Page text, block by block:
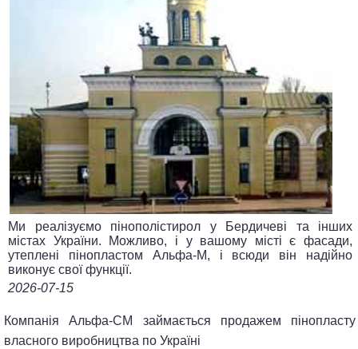
Ми реалізуємо пінополістирол у Бердичеві та інших
містах України. Можливо, і у вашому місті є фасади,
утеплені пінопластом Альфа-М, і всюди він надійно
виконує свої функції.
2026-07-15
Компанія Альфа-СМ займається продажем пінопласту
власного виробництва по Україні